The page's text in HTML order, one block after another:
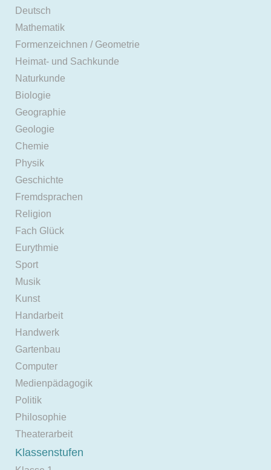
Deutsch
Mathematik
Formenzeichnen / Geometrie
Heimat- und Sachkunde
Naturkunde
Biologie
Geographie
Geologie
Chemie
Physik
Geschichte
Fremdsprachen
Religion
Fach Glück
Eurythmie
Sport
Musik
Kunst
Handarbeit
Handwerk
Gartenbau
Computer
Medienpädagogik
Politik
Philosophie
Theaterarbeit
Klassenstufen